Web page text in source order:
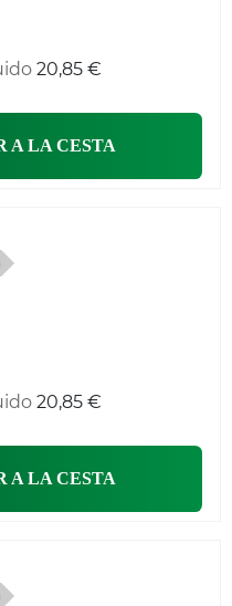
20,85 €
A LA CESTA
20,85 €
A LA CESTA